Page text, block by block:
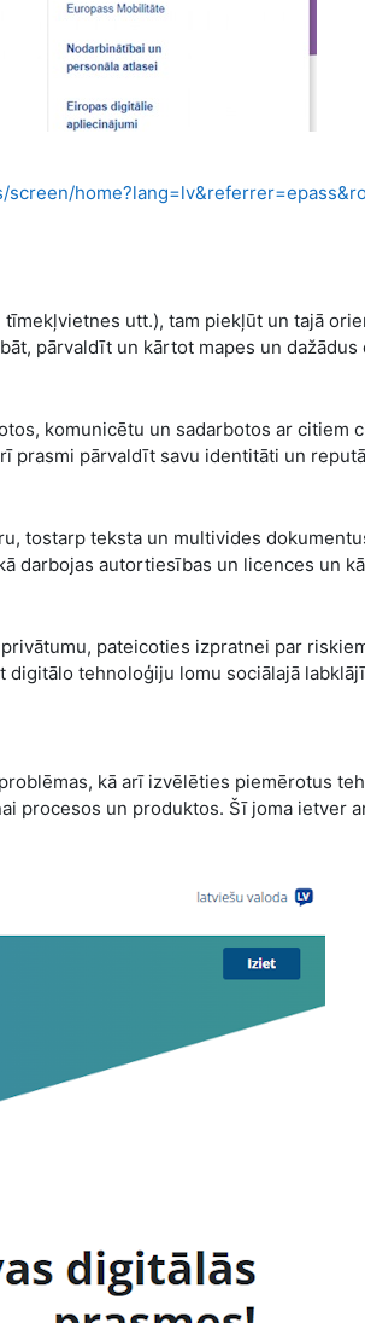
utt.), tam piekļūt un tajā
pārvaldīt un kārtot mapes un dažādus
komunicētu un sadarbotos ar
prasmi pārvaldīt savu identitāti un
tostarp teksta un multivides
darbojas autortiesības un licences un
pateicoties izpratnei par
tehnoloģiju lomu sociālajā
kā arī izvēlēties piemērotus
procesos un produktos. Šī joma ietver